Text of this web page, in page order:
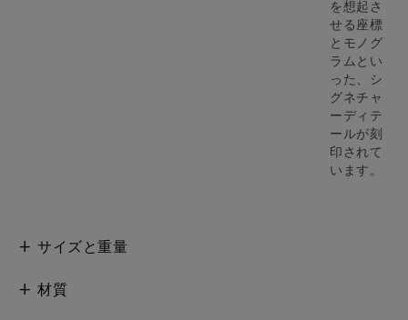
を想起さ
せる座標
とモノグ
ラムとい
った、シ
グネチャ
ーディテ
ールが刻
印されて
います。
サイズと重量
材質